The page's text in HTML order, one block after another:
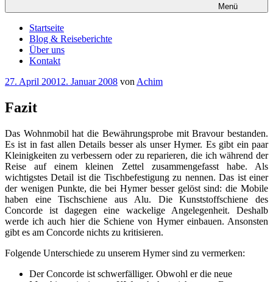
Menü
Startseite
Blog & Reiseberichte
Über uns
Kontakt
Veröffentlicht
27. April 2001 2. Januar 2008 von Achim
Fazit
Das Wohnmobil hat die Bewährungsprobe mit Bravour bestanden.
Es ist in fast allen Details besser als unser Hymer. Es gibt ein paar
Kleinigkeiten zu verbessern oder zu reparieren, die ich während der
Reise auf einem kleinen Zettel zusammengefasst habe. Als
wichtigstes Detail ist die Tischbefestigung zu nennen. Das ist einer
der wenigen Punkte, die bei Hymer besser gelöst sind: die Mobile
haben eine Tischschiene aus Alu. Die Kunststoffschiene des
Concorde ist dagegen eine wackelige Angelegenheit. Deshalb
werde ich auch hier die Schiene von Hymer einbauen. Ansonsten
gibt es am Concorde nichts zu kritisieren.
Folgende Unterschiede zu unserem Hymer sind zu vermerken:
Der Concorde ist schwerfälliger. Obwohl er die neue